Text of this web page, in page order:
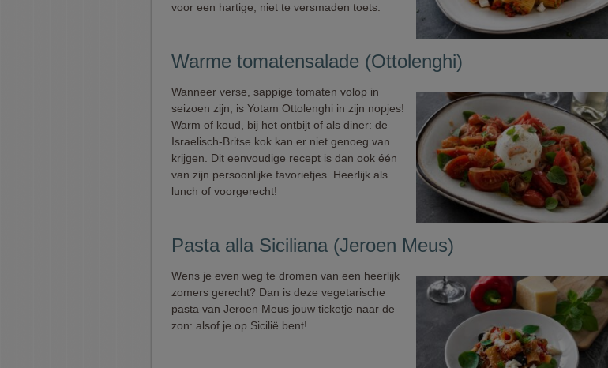
voor een hartige, niet te versmaden toets.
Warme tomatensalade (Ottolenghi)
Wanneer verse, sappige tomaten volop in
seizoen zijn, is Yotam Ottolenghi in zijn nopjes!
Warm of koud, bij het ontbijt of als diner: de
Israelisch-Britse kok kan er niet genoeg van
krijgen. Dit eenvoudige recept is dan ook één
van zijn persoonlijke favorietjes. Heerlijk als
lunch of voorgerecht!
Pasta alla Siciliana (Jeroen Meus)
Wens je even weg te dromen van een heerlijk
zomers gerecht? Dan is deze vegetarische
pasta van Jeroen Meus jouw ticketje naar de
zon: alsof je op Sicilië bent!